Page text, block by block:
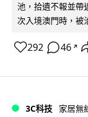
池，拾遺不報並帶
次入境澳門時，被
292 46 ↗
3C科技 家居無